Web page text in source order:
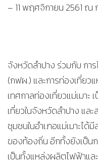
– 11 พฤศจิกายน 2561 ณ
จังหวัดลำปาง ร่วมกับ กา
(กฟผ.) และการท่องเที่ยว
เทศกาลท่องเที่ยวแม่เมาะ
เที่ยวในจังหวัดลำปาง แล
ชุมชนในอำเภอแม่เมาะไ
ของท้องถิ่น อีกทั้งยังเป็น
เป็นทั้งแหล่งผลิตไฟฟ้าแล